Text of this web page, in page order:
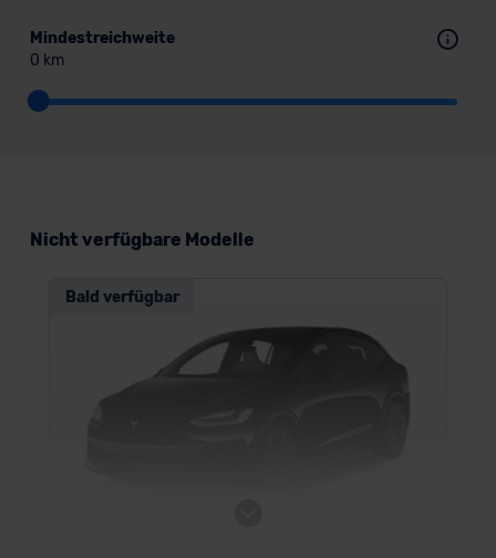
Mindestreichweite
0 km
Nicht verfügbare Modelle
Bald verfügbar